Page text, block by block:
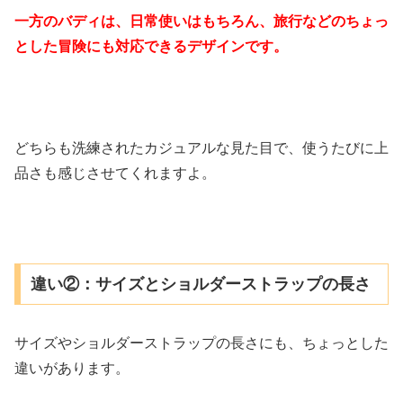
一方のバディは、日常使いはもちろん、旅行などのちょっ
とした冒険にも対応できるデザインです。
どちらも洗練されたカジュアルな見た目で、使うたびに上
品さも感じさせてくれますよ。
違い②：サイズとショルダーストラップの長さ
サイズやショルダーストラップの長さにも、ちょっとした
違いがあります。